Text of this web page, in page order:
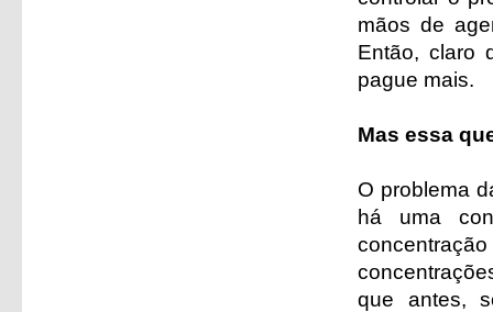
mãos de
Então, claro
pague mais.
Mas essa
O problema
há uma
que antes,